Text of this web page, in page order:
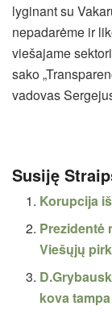
lyginant su
nepadarėme ir
viešajame
sako
vadovas
Susiję
Korupcija
Prezidentė
Viešųjų
kova